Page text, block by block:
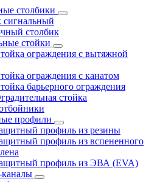
столбики
сигнальный
столбик
стойки
ограждения с вытяжной
ограждения с канатом
барьерного ограждения
стойка
профили
профиль из резины
профиль из вспененного
профиль из ЭВА (EVA)
каналы